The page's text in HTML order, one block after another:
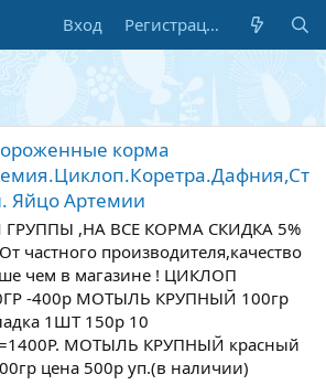
Вход Регистрация
корма
Яйцо Артемии
,НА ВСЕ КОРМА СКИДКА 5%
частного производителя,качество
чем в магазине ! ЦИКЛОП
-400р МОТЫЛЬ КРУПНЫЙ 100гр
1ШТ 150р 10
МОТЫЛЬ КРУПНЫЙ красный
цена 500р уп.(в наличии)